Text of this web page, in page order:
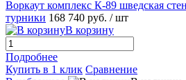
Воркаут комплекс К-89 шведская
турники 168 740 руб. / шт
В корзину
Подробнее
Купить в 1 клик Сравнение